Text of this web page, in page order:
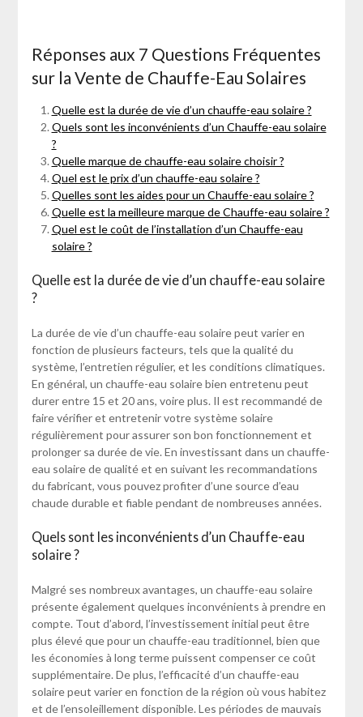
Réponses aux 7 Questions Fréquentes
sur la Vente de Chauffe-Eau Solaires
Quelle est la durée de vie d’un chauffe-eau solaire ?
Quels sont les inconvénients d’un Chauffe-eau solaire
?
Quelle marque de chauffe-eau solaire choisir ?
Quel est le prix d’un chauffe-eau solaire ?
Quelles sont les aides pour un Chauffe-eau solaire ?
Quelle est la meilleure marque de Chauffe-eau solaire ?
Quel est le coût de l’installation d’un Chauffe-eau
solaire ?
Quelle est la durée de vie d’un chauffe-eau solaire
?
La durée de vie d’un chauffe-eau solaire peut varier en
fonction de plusieurs facteurs, tels que la qualité du
système, l’entretien régulier, et les conditions climatiques.
En général, un chauffe-eau solaire bien entretenu peut
durer entre 15 et 20 ans, voire plus. Il est recommandé de
faire vérifier et entretenir votre système solaire
régulièrement pour assurer son bon fonctionnement et
prolonger sa durée de vie. En investissant dans un chauffe-
eau solaire de qualité et en suivant les recommandations
du fabricant, vous pouvez profiter d’une source d’eau
chaude durable et fiable pendant de nombreuses années.
Quels sont les inconvénients d’un Chauffe-eau
solaire ?
Malgré ses nombreux avantages, un chauffe-eau solaire
présente également quelques inconvénients à prendre en
compte. Tout d’abord, l’investissement initial peut être
plus élevé que pour un chauffe-eau traditionnel, bien que
les économies à long terme puissent compenser ce coût
supplémentaire. De plus, l’efficacité d’un chauffe-eau
solaire peut varier en fonction de la région où vous habitez
et de l’ensoleillement disponible. Les périodes de mauvais